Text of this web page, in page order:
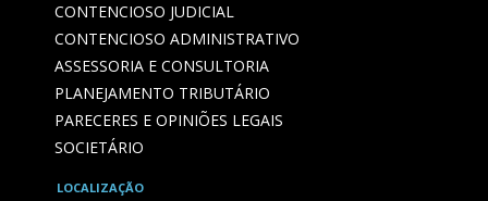
CONTENCIOSO JUDICIAL
CONTENCIOSO ADMINISTRATIVO
ASSESSORIA E CONSULTORIA
PLANEJAMENTO TRIBUTÁRIO
PARECERES E OPINIÕES LEGAIS
SOCIETÁRIO
LOCALIZAÇÃO